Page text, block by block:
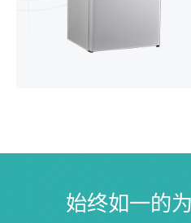
始终如一的